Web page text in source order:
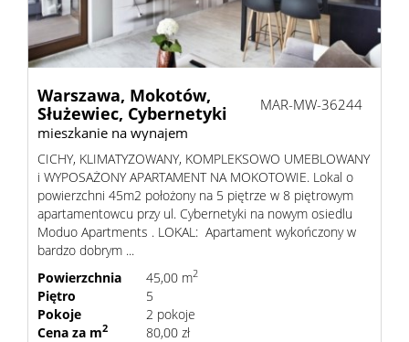
Warszawa, Mokotów,
Służewiec, Cybernetyki
mieszkanie na wynajem
MAR-MW-36244
CICHY, KLIMATYZOWANY, KOMPLEKSOWO UMEBLOWANY
i WYPOSAŻONY APARTAMENT NA MOKOTOWIE. Lokal o
powierzchni 45m2 położony na 5 piętrze w 8 piętrowym
apartamentowcu przy ul. Cybernetyki na nowym osiedlu
Moduo Apartments . LOKAL: Apartament wykończony w
bardzo dobrym ...
Powierzchnia
45,00 m2
Piętro
5
Pokoje
2 pokoje
Cena za m2 80,00 zł